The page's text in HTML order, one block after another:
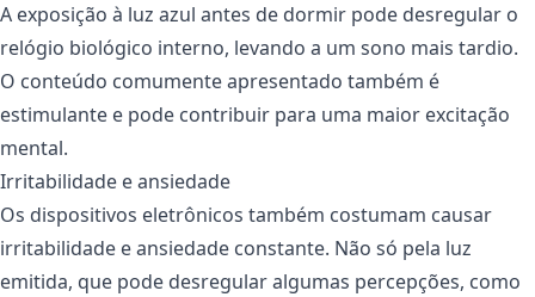
A exposição à luz azul antes de dormir pode desregular o
relógio biológico interno, levando a um sono mais tardio.
O conteúdo comumente apresentado também é
estimulante e pode contribuir para uma maior excitação
mental.
Irritabilidade e ansiedade
Os dispositivos eletrônicos também costumam causar
irritabilidade e ansiedade constante. Não só pela luz
emitida, que pode desregular algumas percepções, como